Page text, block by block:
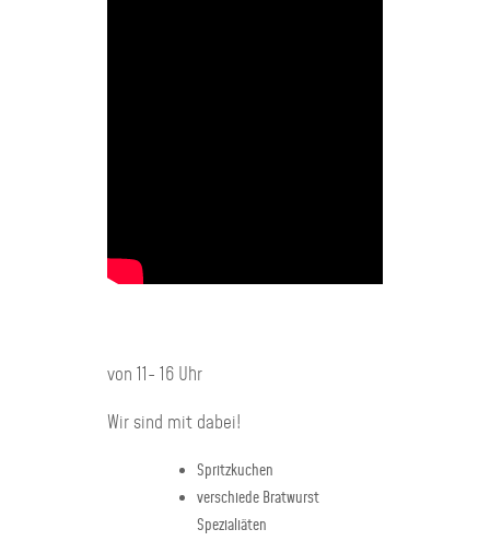
von 11- 16 Uhr
Wir sind mit dabei!
Spritzkuchen
verschiede Bratwurst
Spezialiäten